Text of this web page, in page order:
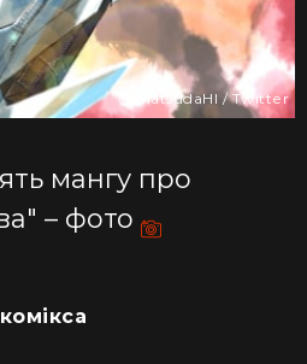
мангу про
– фото
@matsudaHI / Twitter